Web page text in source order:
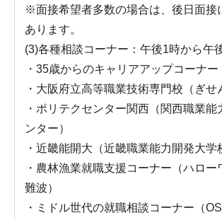
※面接希望者多数の場合は、後日面接
あります。
(3)各種相談コーナー：午後1時から午
・35歳からのキャリアアップコーナー
・大阪府立高等職業技術専門校（ぎせ
・ポリテクセンター関西（関西職業能
ンター）
・近畿能開大（近畿職業能力開発大学
・農林漁業就職支援コーナー（ハロー
難波）
・ミドル世代の就職相談コーナー（